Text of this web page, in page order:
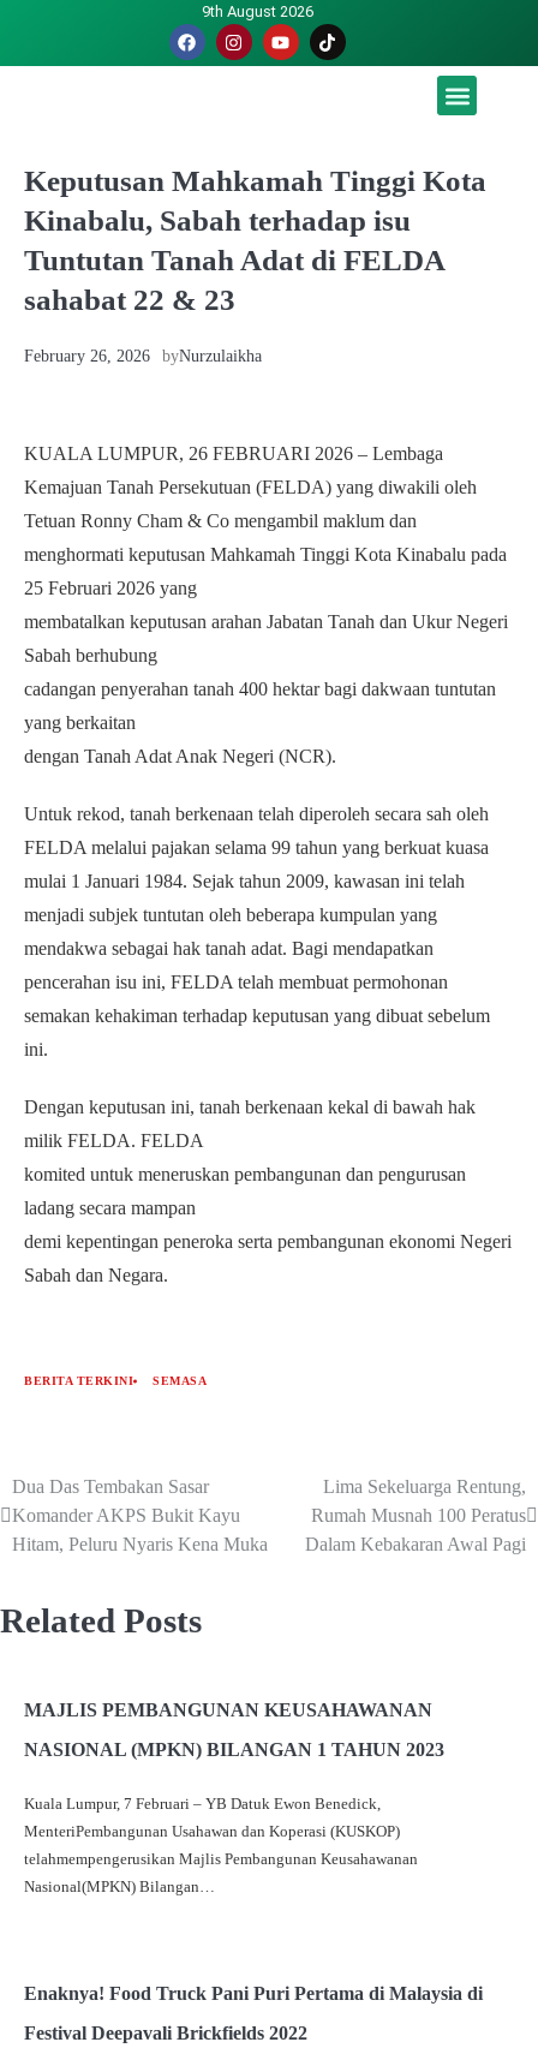
9th August 2026
Keputusan Mahkamah Tinggi Kota
Kinabalu, Sabah terhadap isu
Tuntutan Tanah Adat di FELDA
sahabat 22 & 23
February 26, 2026 byNurzulaikha
KUALA LUMPUR, 26 FEBRUARI 2026 – Lembaga
Kemajuan Tanah Persekutuan (FELDA) yang diwakili oleh
Tetuan Ronny Cham & Co mengambil maklum dan
menghormati keputusan Mahkamah Tinggi Kota Kinabalu pada
25 Februari 2026 yang
membatalkan keputusan arahan Jabatan Tanah dan Ukur Negeri
Sabah berhubung
cadangan penyerahan tanah 400 hektar bagi dakwaan tuntutan
yang berkaitan
dengan Tanah Adat Anak Negeri (NCR).
Untuk rekod, tanah berkenaan telah diperoleh secara sah oleh
FELDA melalui pajakan selama 99 tahun yang berkuat kuasa
mulai 1 Januari 1984. Sejak tahun 2009, kawasan ini telah
menjadi subjek tuntutan oleh beberapa kumpulan yang
mendakwa sebagai hak tanah adat. Bagi mendapatkan
pencerahan isu ini, FELDA telah membuat permohonan
semakan kehakiman terhadap keputusan yang dibuat sebelum
ini.
Dengan keputusan ini, tanah berkenaan kekal di bawah hak
milik FELDA. FELDA
komited untuk meneruskan pembangunan dan pengurusan
ladang secara mampan
demi kepentingan peneroka serta pembangunan ekonomi Negeri
Sabah dan Negara.
BERITA TERKINI SEMASA
Dua Das Tembakan Sasar
Komander AKPS Bukit Kayu
Hitam, Peluru Nyaris Kena Muka
Lima Sekeluarga Rentung,
Rumah Musnah 100 Peratus
Dalam Kebakaran Awal Pagi
Related Posts
MAJLIS PEMBANGUNAN KEUSAHAWANAN
NASIONAL (MPKN) BILANGAN 1 TAHUN 2023
Kuala Lumpur, 7 Februari – YB Datuk Ewon Benedick,
MenteriPembangunan Usahawan dan Koperasi (KUSKOP)
telahmempengerusikan Majlis Pembangunan Keusahawanan
Nasional(MPKN) Bilangan…
Enaknya! Food Truck Pani Puri Pertama di Malaysia di
Festival Deepavali Brickfields 2022